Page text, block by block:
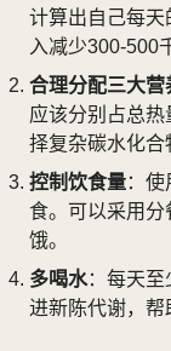
计算出自己每
入减少300-500
合理分配三大营
应该分别占总
择复杂碳水化合
控制饮食量：
食。可以采用
饿。
多喝水：每天至
进新陈代谢，帮